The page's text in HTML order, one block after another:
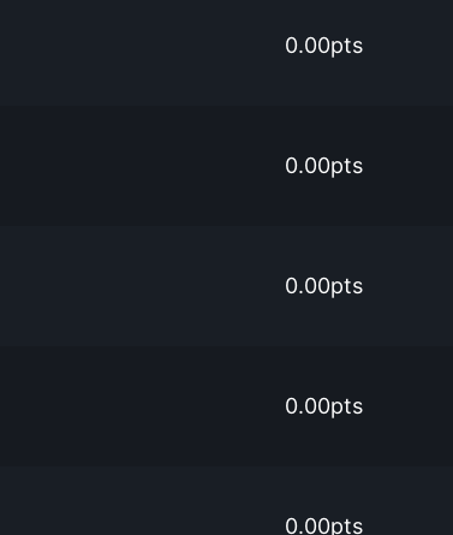
0.00pts
0.00pts
0.00pts
0.00pts
0.00pts